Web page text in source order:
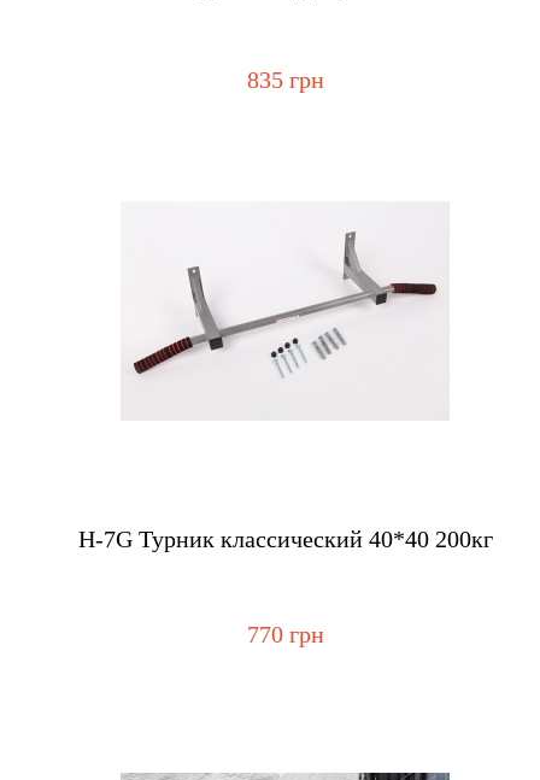
835 грн
H-7G Турник классический 40*40 200кг
770 грн